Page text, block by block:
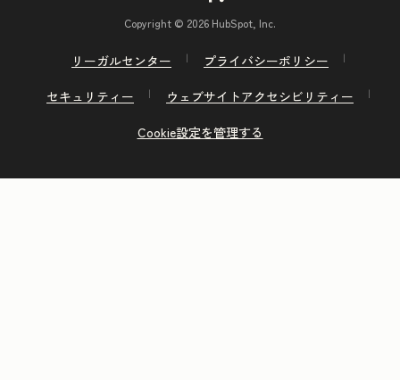
Copyright © 2026 HubSpot, Inc.
リーガルセンター
プライバシーポリシー
セキュリティー
ウェブサイトアクセシビリティー
Cookie設定を管理する